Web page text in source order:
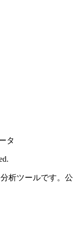
タ
析ツールです。公